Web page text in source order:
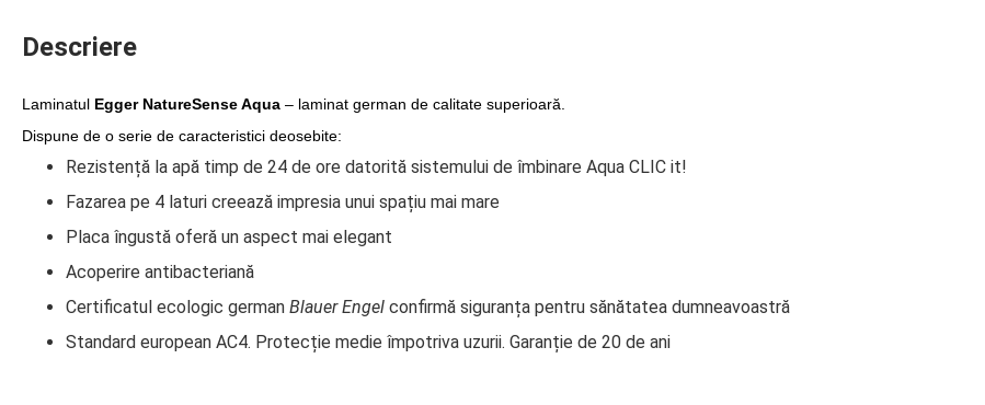
Descriere
Laminatul Egger NatureSense Aqua – laminat german de calitate superioară.
Dispune de o serie de caracteristici deosebite:
Rezistență la apă timp de 24 de ore datorită sistemului de îmbinare Aqua CLIC it!
Fazarea pe 4 laturi creează impresia unui spațiu mai mare
Placa îngustă oferă un aspect mai elegant
Acoperire antibacteriană
Certificatul ecologic german Blauer Engel confirmă siguranța pentru sănătatea dumneavoastră
Standard european AC4. Protecție medie împotriva uzurii. Garanție de 20 de ani